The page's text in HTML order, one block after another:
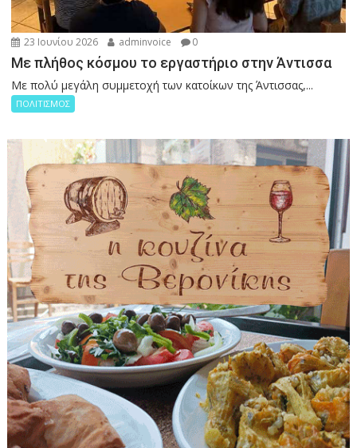
23 Ιουνίου 2026 adminvoice 0
Με πλήθος κόσμου το εργαστήριο στην Άντισσα
Με πολύ μεγάλη συμμετοχή των κατοίκων της Άντισσας,...
ΠΟΛΙΤΙΣΜΟΣ